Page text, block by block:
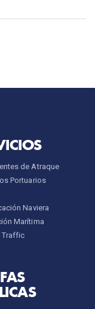
de Atraque
Portuarios
Naviera
Marítima
Traffic